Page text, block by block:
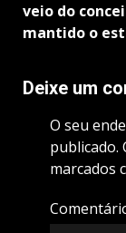
veio do
mantido o
Deixe um
O seu
publicado.
marcados